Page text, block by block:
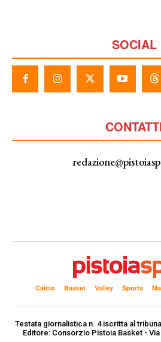
SOCIAL
Calcio Basket Volley Sports
Testata giornalistica n. 4 iscritta al
Editore: Consorzio Pistoia Basket -